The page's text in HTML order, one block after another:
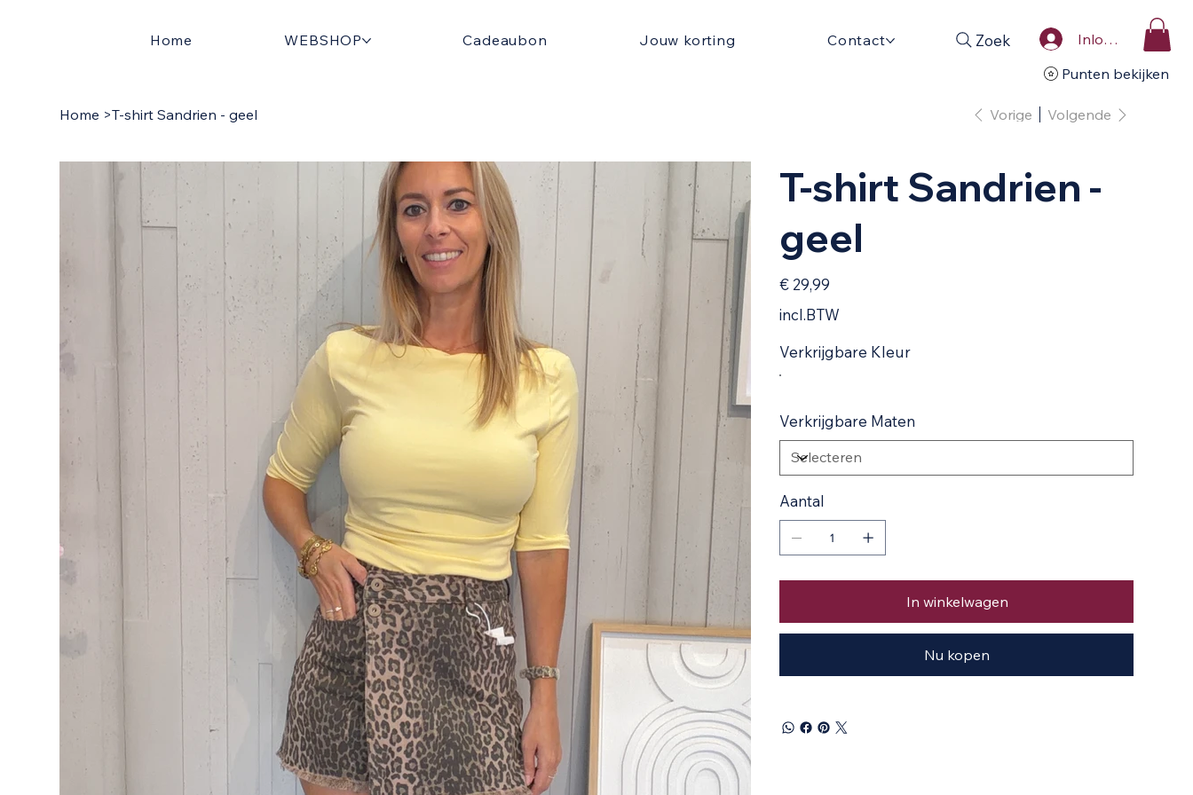
Home WEBSHOP Cadeaubon Jouw korting Contact Zoek
Inloggen
Punten bekijken
Home >T-shirt Sandrien - geel Vorige Volgende
T-shirt Sandrien -
geel
Prijs
€ 29,99
incl.BTW
Verkrijgbare Kleur
Verkrijgbare Maten
Aantal
In winkelwagen
Nu kopen